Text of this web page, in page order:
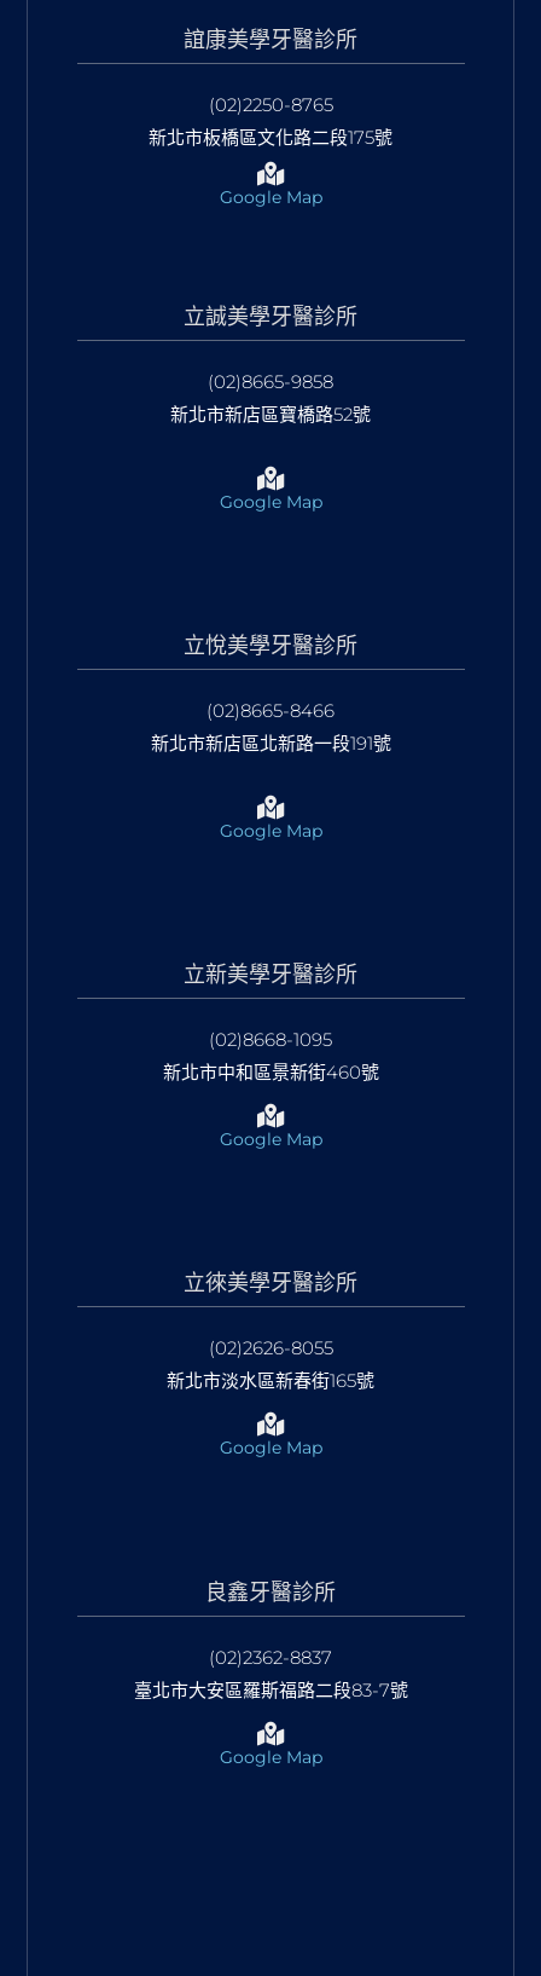
誼康美學牙醫診所
(02)2250-8765
新北市板橋區文化路二段175號
Google Map
立誠美學牙醫診所
(02)8665-9858
新北市新店區寶橋路52號
Google Map
立悅美學牙醫診所
(02)8665-8466
新北市新店區北新路一段191號
Google Map
立新美學牙醫診所
(02)8668-1095
新北市中和區景新街460號
Google Map
立徠美學牙醫診所
(02)2626-8055
新北市淡水區新春街165號
Google Map
良鑫牙醫診所
(02)2362-8837
臺北市大安區羅斯福路二段83-7號
Google Map